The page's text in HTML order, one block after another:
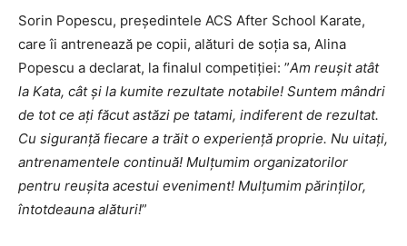
Sorin Popescu, președintele ACS After School Karate,
care îi antrenează pe copii, alături de soția sa, Alina
Popescu a declarat, la finalul competiției: ”Am reușit atât
la Kata, cât și la kumite rezultate notabile! Suntem mândri
de tot ce ați făcut astăzi pe tatami, indiferent de rezultat.
Cu siguranță fiecare a trăit o experiență proprie. Nu uitați,
antrenamentele continuă! Mulțumim organizatorilor
pentru reușita acestui eveniment! Mulțumim părinților,
întotdeauna alături!”